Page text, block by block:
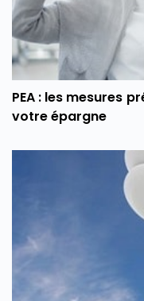
PEA : les mesures
votre épargne